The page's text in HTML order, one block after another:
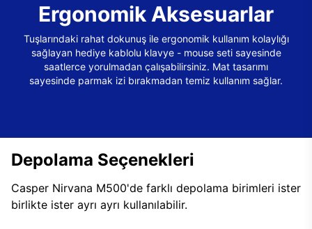
Ergonomik Aksesuarlar
Tuşlarındaki rahat dokunuş ile ergonomik kullanım kolaylığı
sağlayan hediye kablolu klavye - mouse seti sayesinde
saatlerce yorulmadan çalışabilirsiniz. Mat tasarımı
sayesinde parmak izi bırakmadan temiz kullanım sağlar.
Depolama Seçenekleri
Casper Nirvana M500'de farklı depolama birimleri ister
birlikte ister ayrı ayrı kullanılabilir.